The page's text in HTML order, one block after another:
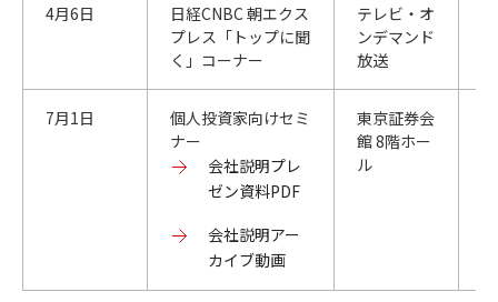
4月6日
日経CNBC 朝エクス
プレス「トップに聞
く」コーナー
テレビ・オ
ンデマンド
放送
7月1日
個人投資家向けセミ
ナー
会社説明プレ
ゼン資料PDF
会社説明アー
カイブ動画
東京証券会
館 8階ホー
ル